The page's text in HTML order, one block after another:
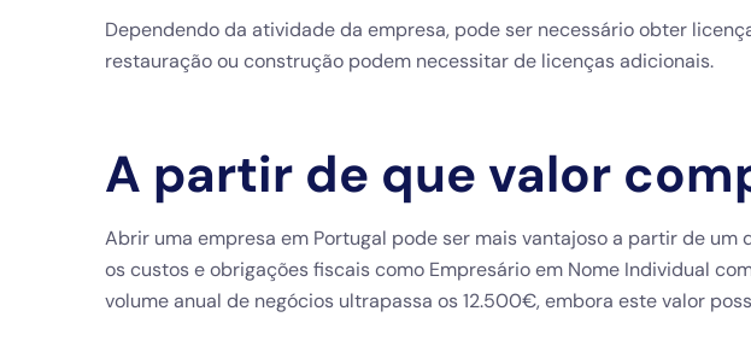
Dependendo da atividade da empresa, pode ser necessário obter
restauração ou construção podem necessitar de licenças adicionais.
A partir de que valor
Abrir uma empresa em Portugal pode ser mais vantajoso a partir de
os custos e obrigações fiscais como Empresário em Nome Individual
volume anual de negócios ultrapassa os 12.500€, embora este valor